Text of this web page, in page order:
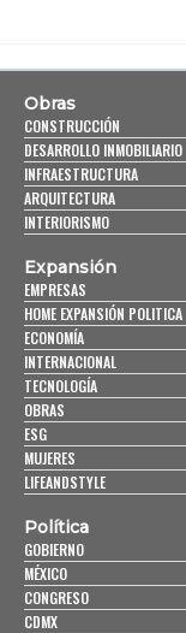
Obras
CONSTRUCCIÓN
DESARROLLO INMOBILIARIO
INFRAESTRUCTURA
ARQUITECTURA
INTERIORISMO
Expansión
EMPRESAS
HOME EXPANSIÓN POLITICA
ECONOMÍA
INTERNACIONAL
TECNOLOGÍA
OBRAS
ESG
MUJERES
LIFEANDSTYLE
Política
GOBIERNO
MÉXICO
CONGRESO
CDMX